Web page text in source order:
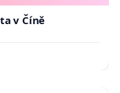
v Číně